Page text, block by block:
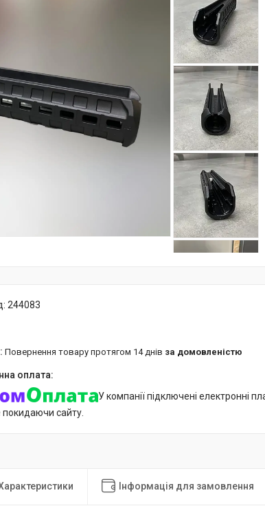
244083
повернення товару протягом 14 днів за домовленістю
У компанії підключені електронні
сайту.
Інформація для замовлення